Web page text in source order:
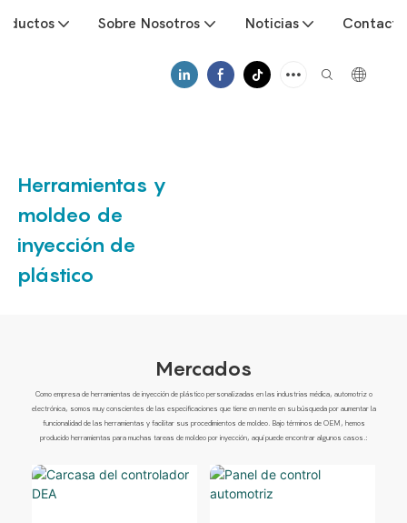
Sobre Nosotros Noticias
Herramientas y
moldeo de
inyección de
plástico
Mercados
Como empresa de herramientas de inyección de plástico personalizadas en las industrias médica, automotriz o
electrónica, somos muy conscientes de las especificaciones que tiene en mente en su búsqueda por aumentar la
funcionalidad de las herramientas y facilitar sus procedimientos de moldeo. Bajo términos de OEM, hemos
producido herramientas para muchas tareas de moldeo por inyección, aquí puede encontrar algunos casos.: